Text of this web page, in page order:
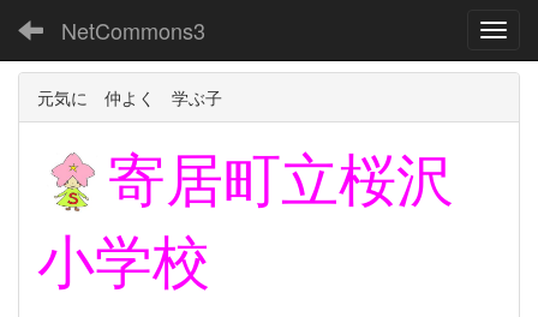
NetCommons3
元気に 仲よく 学ぶ子
寄居町立桜沢
小学校